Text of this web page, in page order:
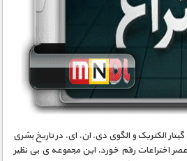
گیتار الکتریک و الگوی دی. ان. ای. در تاریخ بشری
عصر اختراعات رقم خورد. این مجموعه ی بی نظیر